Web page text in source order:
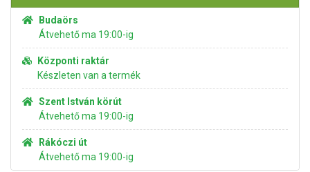
Budaörs
Átvehető ma 19:00-ig
Központi raktár
Készleten van a termék
Szent István körút
Átvehető ma 19:00-ig
Rákóczi út
Átvehető ma 19:00-ig